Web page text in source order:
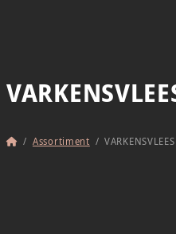
Home
/ Assortiment /